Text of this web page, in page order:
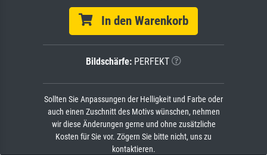
In den Warenkorb
Bildschärfe: PERFEKT
Sollten Sie Anpassungen der Helligkeit und Farbe oder
auch einen Zuschnitt des Motivs wünschen, nehmen
wir diese Änderungen gerne und ohne zusätzliche
Kosten für Sie vor. Zögern Sie bitte nicht, uns zu
kontaktieren.